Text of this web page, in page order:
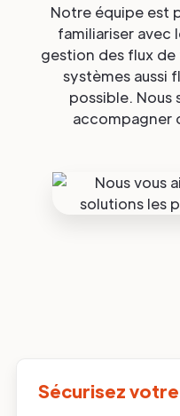
Notre équipe est
familiariser avec
gestion des flux
systèmes aussi
possible. Nous
accompagner
Sécurisez